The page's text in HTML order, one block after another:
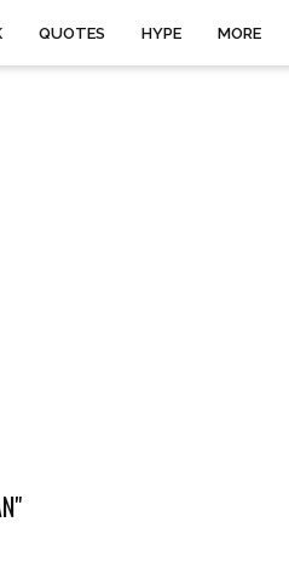
QUOTES HYPE MORE